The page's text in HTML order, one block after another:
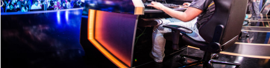
Tổng biên tập: Nguyễn Ngọc Toàn
Phó tổng biên tập thường trực: Hải Thành
Phó tổng biên tập: Lâm Hiếu Dũng
Phó tổng biên tập: Trần Việt Hưng
Tổng thư ký tòa soạn: Đức Trung